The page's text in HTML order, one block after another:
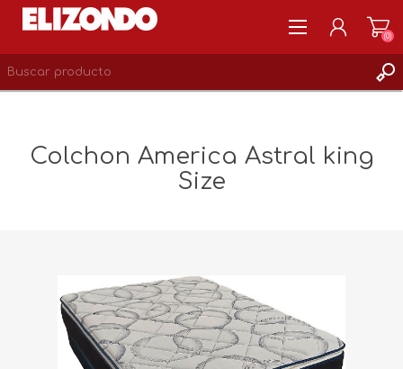
(0)
Colchon America Astral king
Size